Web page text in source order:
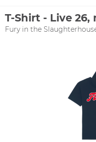
T-Shirt - Live 26,
Fury in the